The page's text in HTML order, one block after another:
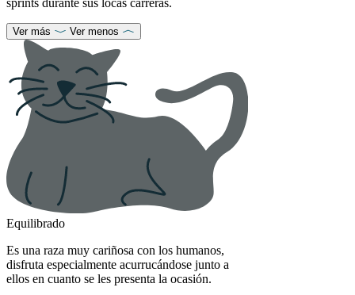
Ver más Ver menos
Equilibrado
Es una raza muy cariñosa con los humanos,
disfruta especialmente acurrucándose junto a
ellos en cuanto se les presenta la ocasión.